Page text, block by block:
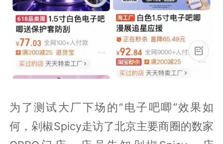
为了测试大厂下场的“电子吧唧”效果如
何，剁椒Spicy走访了北京主要商圈的数家